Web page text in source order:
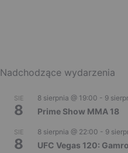
Nadchodzące wydarzenia
SIE
8
8 sierpnia @ 19:00 - 9
Prime Show MMA 18
SIE
8
8 sierpnia @ 22:00 - 9
UFC Vegas 120: